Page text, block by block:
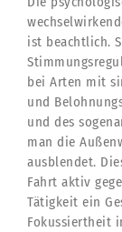
ist beachtlich.
bei Arten mit
und
und des
man die
ausblendet.
Fahrt aktiv
Tätigkeit ein
Fokussiertheit